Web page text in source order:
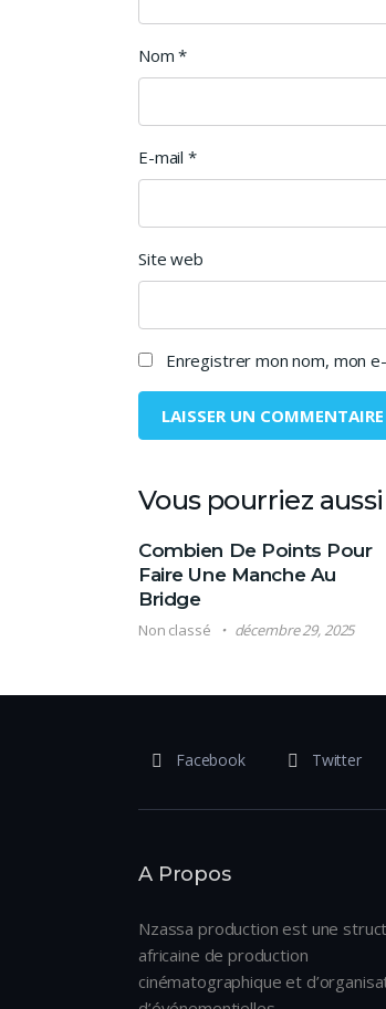
Nom*
E-mail *
Site web
Enregistrer mon nom, mon
Vous pourriez
Combien De Points Pour
Faire Une Manche Au
Bridge
Non classé décembre 29, 2025
Facebook Twitter
A Propos
Nzassa production est une
africaine de production
cinématographique et